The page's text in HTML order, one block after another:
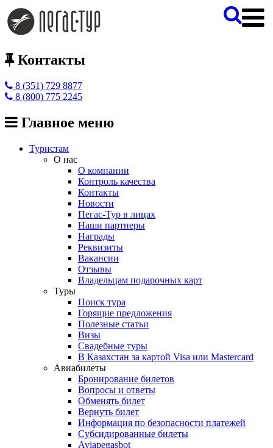
Контакты
8 (351) 729 8877
8 (800) 775 2245
Главное меню
Туристам
О нас
О компании
Контроль качества
Контакты
Новости
Пегас-Тур в лицах
Наши партнеры
Награды
Реквизиты
Вакансии
Отзывы
Владельцам подарочных карт
Туры
Поиск тура
Горящие предложения
Полезные статьи
Визы
Свадебные туры
В Казахстан за картой Visa или Masterсard
Авиабилеты
Бронирование билетов
Вопросы и ответы
Обменять билет
Вернуть билет
Информация по безопасности платежей
Субсидированные билеты
Aviapegasbot